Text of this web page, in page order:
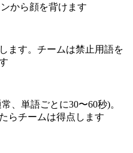
から顔を背けます
ます。チームは禁止用語を
、単語ごとに30〜60秒)。
らチームは得点します